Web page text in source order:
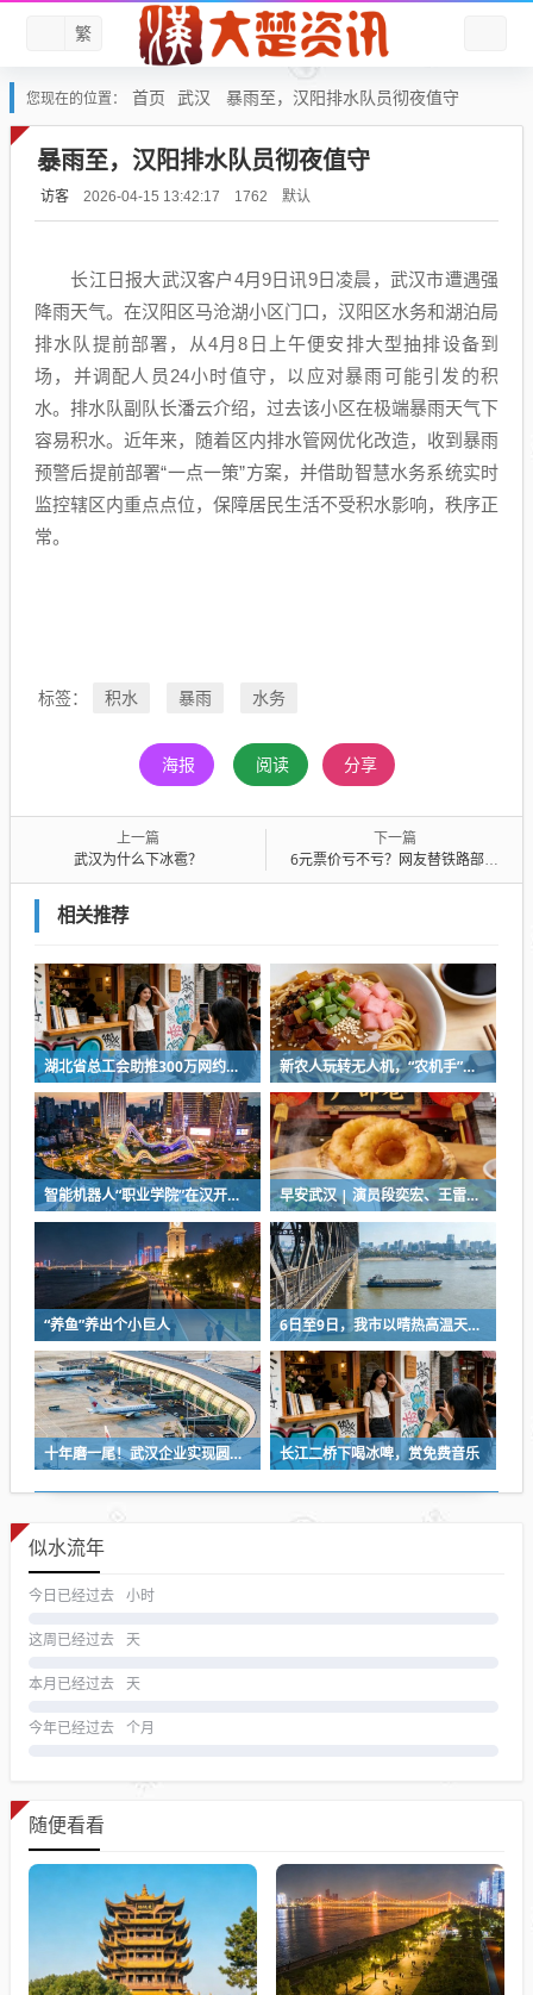
繁
您现在的位置： 首页 武汉 暴雨至，汉阳排水队员彻夜值守
暴雨至，汉阳排水队员彻夜值守
访客 2026-04-15 13:42:17 1762 默认
长江日报大武汉客户4月9日讯9日凌晨，武汉市遭遇强
降雨天气。在汉阳区马沧湖小区门口，汉阳区水务和湖泊局
排水队提前部署，从4月8日上午便安排大型抽排设备到
场，并调配人员24小时值守，以应对暴雨可能引发的积
水。排水队副队长潘云介绍，过去该小区在极端暴雨天气下
容易积水。近年来，随着区内排水管网优化改造，收到暴雨
预警后提前部署“一点一策”方案，并借助智慧水务系统实时
监控辖区内重点点位，保障居民生活不受积水影响，秩序正
常。
标签： 积水 暴雨 水务
海报 阅读 分享
上一篇
武汉为什么下冰雹？
下一篇
6元票价亏不亏？网友替铁路部门操碎心，回应来了：从未想过赚钱
相关推荐
湖北省总工会助推300万网约车司机降佣金 新农人玩转无人机，“农机手”赛项最热门
智能机器人“职业学院”在汉开学，教材就是人类的一举一动 早安武汉 | 演员段奕宏、王雷，在武汉获聘
“养鱼”养出个小巨人 6日至9日，我市以晴热高温天气为主
十年磨一尾！武汉企业实现圆口铜鱼规模化繁育 长江二桥下喝冰啤，赏免费音乐
似水流年
今日已经过去 小时
这周已经过去 天
本月已经过去 天
今年已经过去 个月
随便看看